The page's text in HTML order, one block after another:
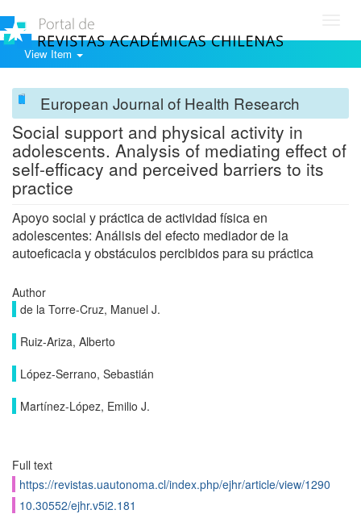
View Item
European Journal of Health Research
Social support and physical activity in
adolescents. Analysis of mediating effect of
self-efficacy and perceived barriers to its
practice
Apoyo social y práctica de actividad física en
adolescentes: Análisis del efecto mediador de la
autoeficacia y obstáculos percibidos para su práctica
Author
de la Torre-Cruz, Manuel J.
Ruiz-Ariza, Alberto
López-Serrano, Sebastián
Martínez-López, Emilio J.
Full text
https://revistas.uautonoma.cl/index.php/ejhr/article/view/1290
10.30552/ejhr.v5i2.181